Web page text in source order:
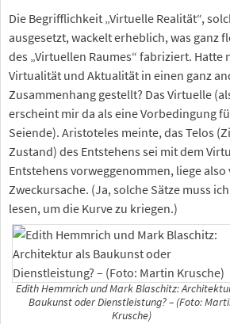
Die Begrifflichkeit „Virtuelle Realität“,
ausgesetzt, wackelt erheblich, was ganz
des „Virtuellen Raumes“ fabriziert. Hatte
Virtualität und Aktualität in einen ganz
Zusammenhang gestellt? Das Virtuelle
erscheint mir da als eine Vorbedingung
Seiende). Aristoteles meinte, das Telos
Zustand) des Entstehens sei mit dem
Entstehens vorweggenommen, liege
Zweckursache. (Ja, solche Sätze muss
lesen, um die Kurve zu kriegen.)
Edith Hemmrich und Mark Blaschitz:
Baukunst oder Dienstleistung? – (Foto:
Krusche)